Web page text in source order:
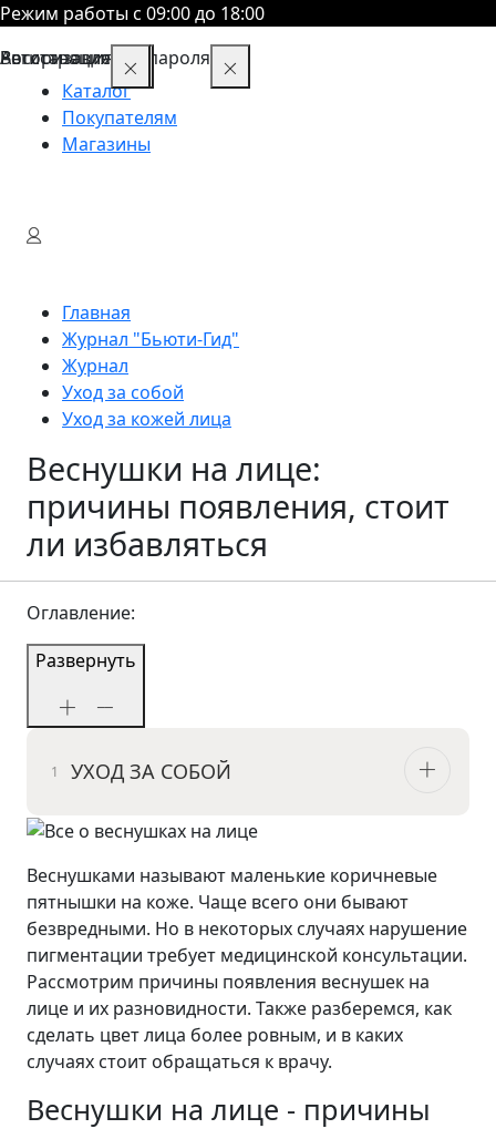
Режим работы с 09:00 до 18:00
Каталог
Покупателям
Магазины
Главная
Журнал "Бьюти-Гид"
Журнал
Уход за собой
Уход за кожей лица
Веснушки на лице:
причины появления, стоит
ли избавляться
Оглавление:
Развернуть
УХОД ЗА СОБОЙ
Веснушками называют маленькие коричневые
пятнышки на коже. Чаще всего они бывают
безвредными. Но в некоторых случаях нарушение
пигментации требует медицинской консультации.
Рассмотрим причины появления веснушек на
лице и их разновидности. Также разберемся, как
сделать цвет лица более ровным, и в каких
случаях стоит обращаться к врачу.
Веснушки на лице - причины
Восстановление пароля
Авторизация
Регистрация